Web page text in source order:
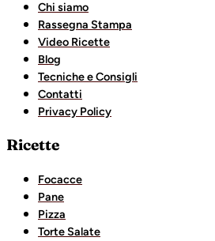
Chi siamo
Rassegna Stampa
Video Ricette
Blog
Tecniche e Consigli
Contatti
Privacy Policy
Ricette
Focacce
Pane
Pizza
Torte Salate